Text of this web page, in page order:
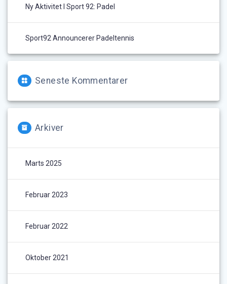
Ny Aktivitet I Sport 92: Padel
Sport92 Announcerer Padeltennis
Seneste Kommentarer
Arkiver
Marts 2025
Februar 2023
Februar 2022
Oktober 2021